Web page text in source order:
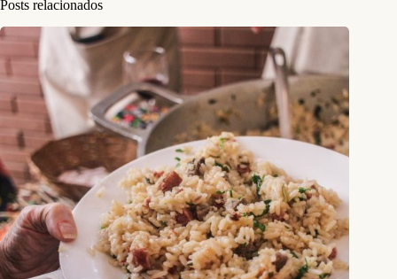
Posts relacionados